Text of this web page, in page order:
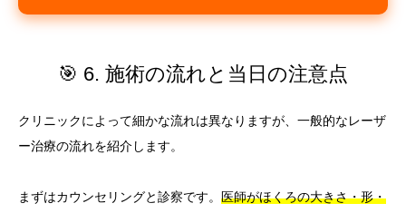
🎯 6. 施術の流れと当日の注意点
クリニックによって細かな流れは異なりますが、一般的なレーザ
ー治療の流れを紹介します。
まずはカウンセリングと診察です。 医師がほくろの大きさ・形・